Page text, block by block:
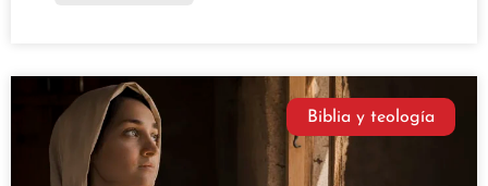
Biblia y teología